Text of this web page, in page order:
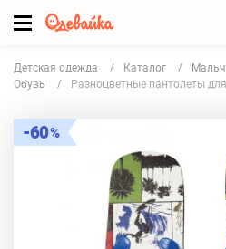
Детская одежда Каталог
Обувь
Разноцветные пантолеты
60